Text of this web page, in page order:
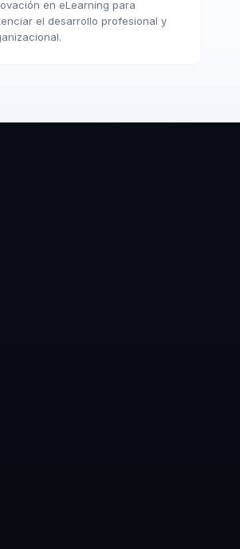
en eLearning para
el desarrollo profesional y